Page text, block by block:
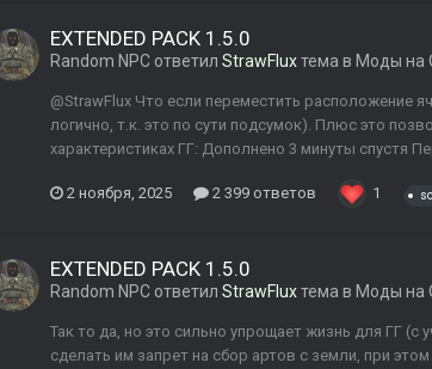
EXTENDED PACK 1.5.0
Random NPC ответил StrawFluxтема в Моды на
@StrawFlux Что если переместить расположение
логично, т.к. это по сути подсумок). Плюс это
характеристиках ГГ: Дополнено 3 минуты спустя
2 ноября, 2025 2 399 ответов 1
EXTENDED PACK 1.5.0
Random NPC ответил StrawFluxтема в Моды на
Так то да, но это сильно упрощает жизнь для ГГ
сделать им запрет на сбор артов с земли, при